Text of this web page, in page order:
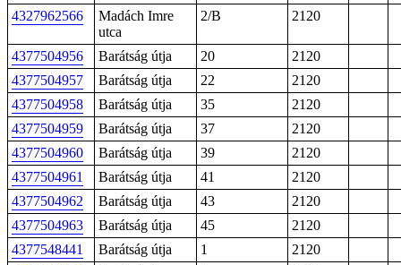
4327962566
Madách Imre
utca
2/B 2120
4377504956 Barátság útja 20
2120
4377504957
Barátság útja 22
2120
4377504958
Barátság útja 35
2120
4377504959
Barátság útja 37
2120
4377504960
Barátság útja 39
2120
4377504961
Barátság útja 41
2120
4377504962
Barátság útja 43
2120
4377504963
Barátság útja 45
2120
4377548441
Barátság útja 1
2120